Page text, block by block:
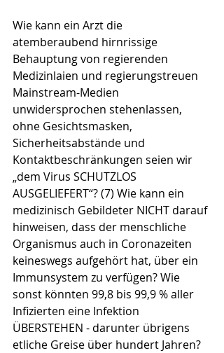
Wie kann ein Arzt die
atemberaubend hirnrissige
Behauptung von regierenden
Medizinlaien und regierungstreuen
Mainstream-Medien
unwidersprochen stehenlassen,
ohne Gesichtsmasken,
Sicherheitsabstände und
Kontaktbeschränkungen seien wir
„dem Virus SCHUTZLOS
AUSGELIEFERT“? (7) Wie kann ein
medizinisch Gebildeter NICHT darauf
hinweisen, dass der menschliche
Organismus auch in Coronazeiten
keineswegs aufgehört hat, über ein
Immunsystem zu verfügen? Wie
sonst könnten 99,8 bis 99,9 % aller
Infizierten eine Infektion
ÜBERSTEHEN - darunter übrigens
etliche Greise über hundert Jahren?